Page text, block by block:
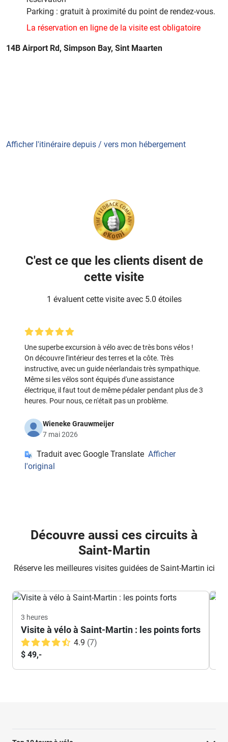
Parking : gratuit à proximité du point de rendez-vous.
La réservation en ligne de la visite est obligatoire
14B Airport Rd, Simpson Bay, Sint Maarten
Afficher l'itinéraire depuis / vers mon hébergement
C'est ce que les clients disent de
cette visite
1 évaluent cette visite avec 5.0 étoiles
Une superbe excursion à vélo avec de très bons vélos !
On découvre l'intérieur des terres et la côte. Très
instructive, avec un guide néerlandais très sympathique.
Même si les vélos sont équipés d'une assistance
électrique, il faut tout de même pédaler pendant plus de 3
heures. Pour nous, ce n'était pas un problème.
Wieneke Grauwmeijer
7 mai 2026
Traduit avec Google Translate Afficher
l'original
Découvre aussi ces circuits à
Saint-Martin
Réserve les meilleures visites guidées de Saint-Martin ici
3 heures
Visite à vélo à Saint-Martin : les points forts
4.9 (7)
$ 49,-